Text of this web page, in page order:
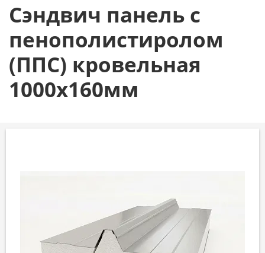
Сэндвич панель с
пенополистиролом
(ППС) кровельная
1000x160мм